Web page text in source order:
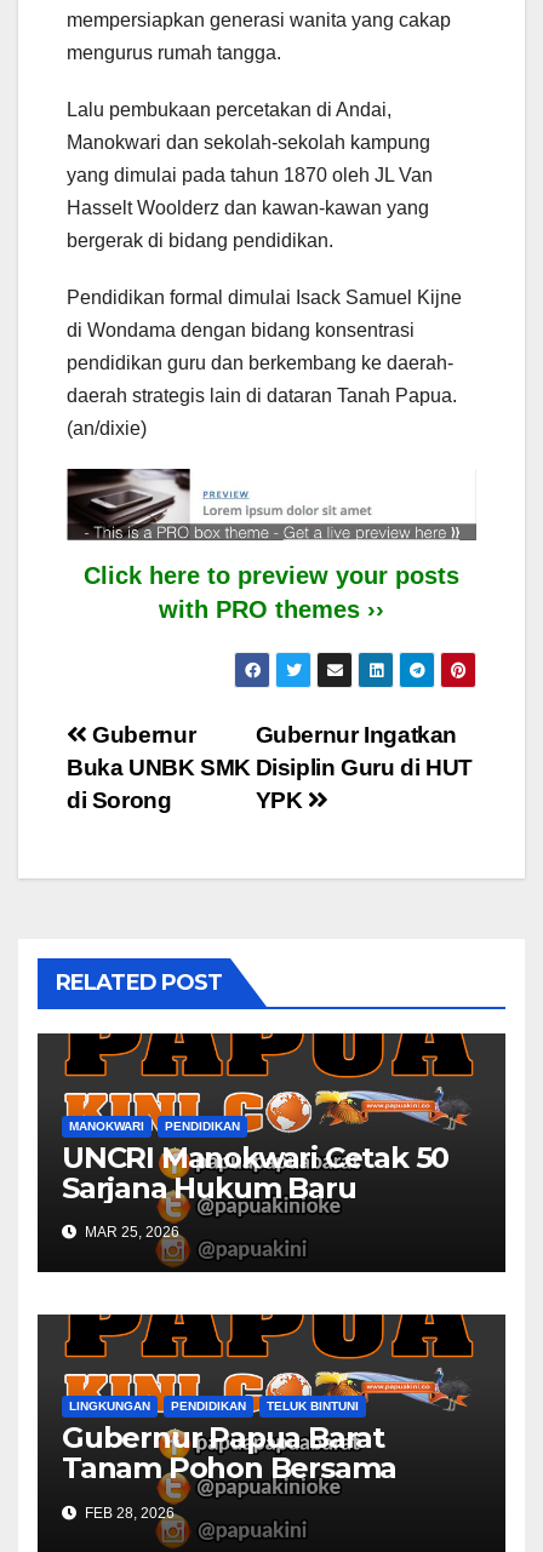
mempersiapkan generasi wanita yang cakap
mengurus rumah tangga.
Lalu pembukaan percetakan di Andai,
Manokwari dan sekolah-sekolah kampung
yang dimulai pada tahun 1870 oleh JL Van
Hasselt Woolderz dan kawan-kawan yang
bergerak di bidang pendidikan.
Pendidikan formal dimulai Isack Samuel Kijne
di Wondama dengan bidang konsentrasi
pendidikan guru dan berkembang ke daerah-
daerah strategis lain di dataran Tanah Papua.
(an/dixie)
Click here to preview your posts
with PRO themes ››
Post
navigation
Gubernur Ingatkan
Disiplin Guru di HUT
YPK
Gubernur
Buka UNBK SMK
di Sorong
RELATED POST
MANOKWARI PENDIDIKAN
UNCRI Manokwari Cetak 50
Sarjana Hukum Baru
MAR 25, 2026
LINGKUNGAN PENDIDIKAN TELUK BINTUNI
Gubernur Papua Barat
Tanam Pohon Bersama
Civitas Academica
Universitas Muhammadiyah
FEB 28, 2026